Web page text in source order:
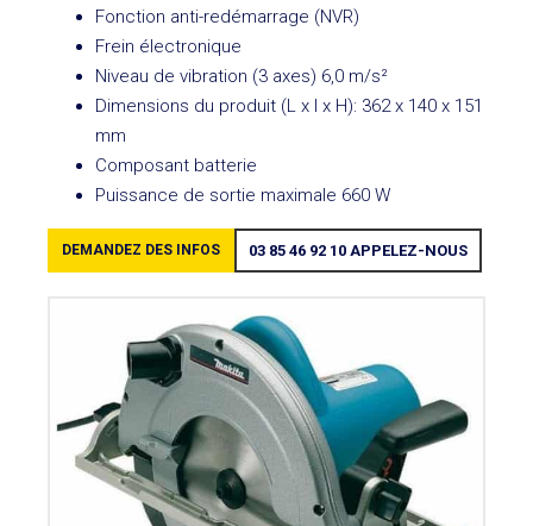
Fonction anti-redémarrage (NVR)
Frein électronique
Niveau de vibration (3 axes) 6,0 m/s²
Dimensions du produit (L x l x H): 362 x 140 x 151
mm
Composant batterie
Puissance de sortie maximale 660 W
DEMANDEZ DES INFOS 03 85 46 92 10 APPELEZ-NOUS